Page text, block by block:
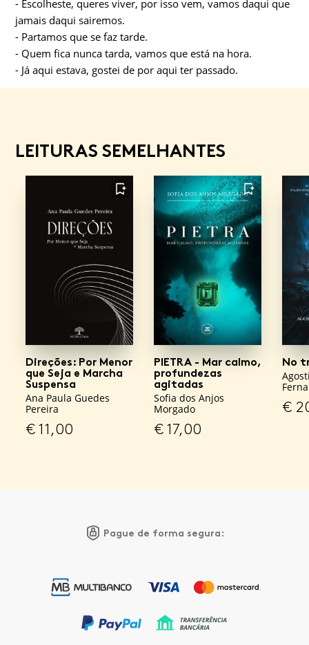
- Escolheste, queres viver, por isso vem, vamos daqui que
jamais daqui sairemos.
- Partamos que se faz tarde.
- Quem fica nunca tarda, vamos que está na hora.
- Já aqui estava, gostei de por aqui ter passado.
LEITURAS SEMELHANTES
FAVORITO
Direções: Por Menor
que Seja e Marcha
Suspensa
Ana Paula Guedes
Pereira
€11,00
FAVORITO
PIETRA - Mar calmo,
profundezas
agitadas
Sofia dos Anjos
Morgado
€17,00
No
€
Pague de forma segura: